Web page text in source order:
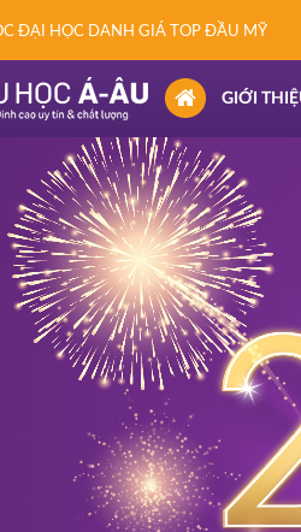
ĐẠI HỌC DANH GIÁ TOP ĐẦU MỸ
(CURRENT)
GIỚI